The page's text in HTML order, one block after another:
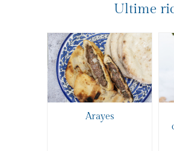
Ultime
Arayes